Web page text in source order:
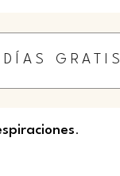
GRATIS
.